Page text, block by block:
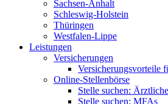
Sachsen-Anhalt
Schleswig-Holstein
Thüringen
Westfalen-Lippe
Leistungen
Versicherungen
Versicherungsvorteile
Online-Stellenbörse
Stelle suchen:
Stelle suchen: MFAs